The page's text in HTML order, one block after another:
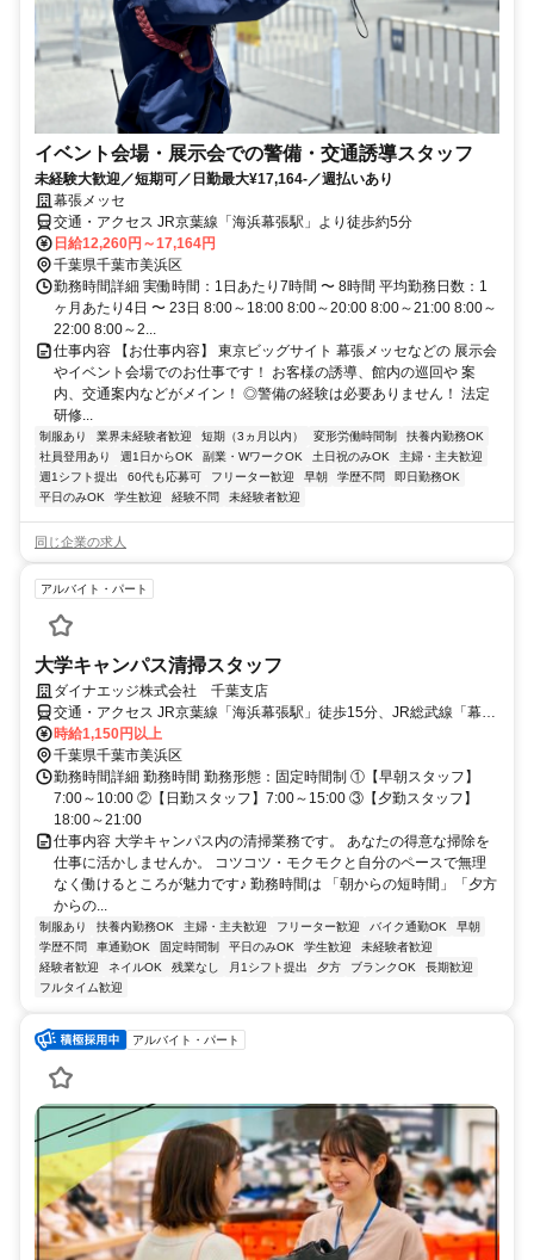
イベント会場・展示会での警備・交通誘導スタッフ
未経験大歓迎／短期可／日勤最大¥17,164-／週払いあり
幕張メッセ
交通・アクセス JR京葉線「海浜幕張駅」より徒歩約5分
日給12,260円～17,164円
千葉県千葉市美浜区
勤務時間詳細 実働時間：1日あたり7時間 〜 8時間 平均勤務日数：1
ヶ月あたり4日 〜 23日 8:00～18:00 8:00～20:00 8:00～21:00 8:00～
22:00 8:00～2...
仕事内容 【お仕事内容】 東京ビッグサイト 幕張メッセなどの 展示会
やイベント会場でのお仕事です！ お客様の誘導、館内の巡回や 案
内、交通案内などがメイン！ ◎警備の経験は必要ありません！ 法定
研修...
制服あり 業界未経験者歓迎 短期（3ヵ月以内） 変形労働時間制
扶養内勤務OK
社員登用あり
週1日からOK 副業・WワークOK 土日祝のみOK
主婦・主夫歓迎
週1シフト提出
60代も応募可 フリーター歓迎 早朝 学歴不問
即日勤務OK
平日のみOK
学生歓迎 経験不問 未経験者歓迎
同じ企業の求人
アルバイト・パート
大学キャンパス清掃スタッフ
ダイナエッジ株式会社 千葉支店
交通・アクセス JR京葉線「海浜幕張駅」徒歩15分、JR総武線「幕張
駅」徒歩20分
時給1,150円以上
千葉県千葉市美浜区
勤務時間詳細 勤務時間 勤務形態：固定時間制 ①【早朝スタッフ】
7:00～10:00 ②【日勤スタッフ】7:00～15:00 ③【夕勤スタッフ】
18:00～21:00
仕事内容 大学キャンパス内の清掃業務です。 あなたの得意な掃除を
仕事に活かしませんか。 コツコツ・モクモクと自分のペースで無理
なく働けるところが魅力です♪ 勤務時間は 「朝からの短時間」「夕方
からの...
制服あり 扶養内勤務OK 主婦・主夫歓迎 フリーター歓迎 バイク通勤OK
早朝
学歴不問
車通勤OK 固定時間制 平日のみOK 学生歓迎
未経験者歓迎
経験者歓迎
ネイルOK 残業なし 月1シフト提出 夕方 ブランクOK
長期歓迎
フルタイム歓迎
アルバイト・パート